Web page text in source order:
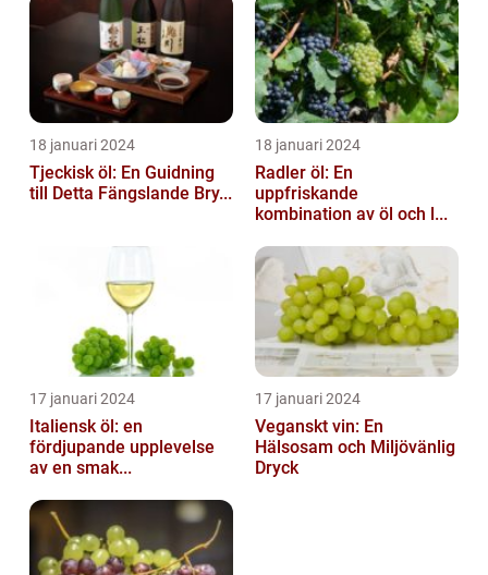
18 januari 2024
Tjeckisk öl: En Guidning
till Detta Fängslande Bry...
18 januari 2024
Radler öl: En
uppfriskande
kombination av öl och l...
17 januari 2024
Italiensk öl: en
fördjupande upplevelse
av en smak...
17 januari 2024
Veganskt vin: En
Hälsosam och Miljövänlig
Dryck